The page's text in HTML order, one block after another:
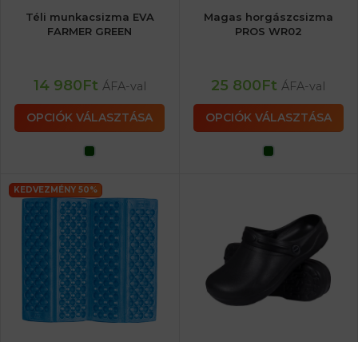
Téli munkacsizma EVA
FARMER GREEN
14 980Ft ÁFA-val
OPCIÓK VÁLASZTÁSA
Magas horgászcsizma
PROS WR02
25 800Ft ÁFA-val
OPCIÓK VÁLASZTÁSA
KEDVEZMÉNY 50%